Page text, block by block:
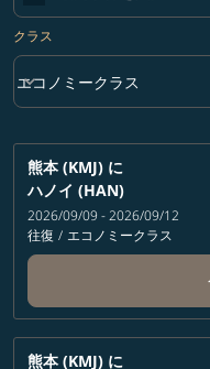
クラス
クラス option エコノミーク
エコノミークラス
keyboard_arrow_down
熊本 (KMJ) に
ハノイ (HAN)
2026/09/09 - 2026/09/12
往復 / エコノミークラス
熊本 (KMJ) に